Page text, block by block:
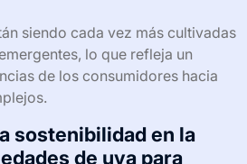
es apreciada por su alta
y su potencial para añadir
Esta uva se utiliza
especialmente en vinos de
ha crecido debido a su
la estructura y el envejecimiento